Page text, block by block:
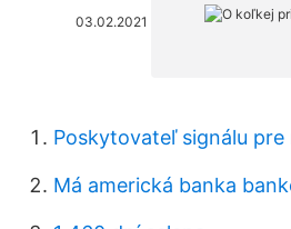
03.02.2021
Poskytovateľ signálu
Má americká banka